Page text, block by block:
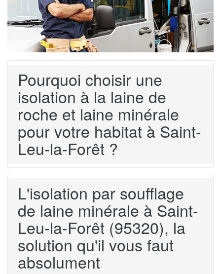
Pourquoi choisir une
isolation à la laine de
roche et laine minérale
pour votre habitat à Saint-
Leu-la-Forêt ?
L'isolation par soufflage
de laine minérale à Saint-
Leu-la-Forêt (95320), la
solution qu'il vous faut
absolument